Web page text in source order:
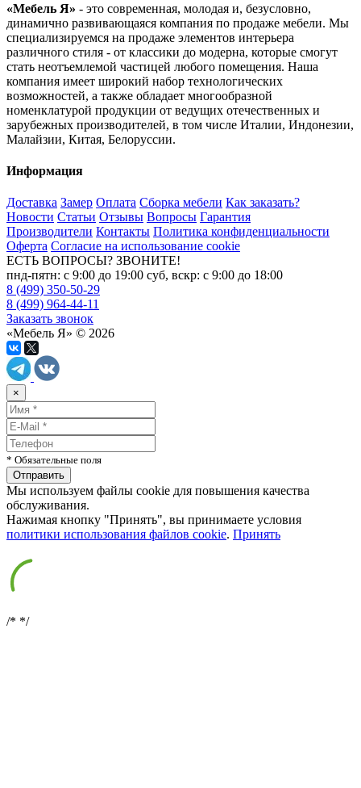
«Мебель Я» - это современная, молодая и, безусловно,
динамично развивающаяся компания по продаже мебели. Мы
специализируемся на продаже элементов интерьера
различного стиля - от классики до модерна, которые смогут
стать неотъемлемой частицей любого помещения. Наша
компания имеет широкий набор технологических
возможностей, а также обладает многообразной
номенклатурой продукции от ведущих отечественных и
зарубежных производителей, в том числе Италии, Индонезии,
Малайзии, Китая, Белоруссии.
Информация
Доставка Замер Оплата Сборка мебели Как заказать?
Новости Статьи Отзывы Вопросы Гарантия
Производители Контакты Политика конфиденциальности
Оферта Согласие на использование cookie
ЕСТЬ ВОПРОСЫ? ЗВОНИТЕ!
пнд-пятн: с 9:00 до 19:00 суб, вскр: с 9:00 до 18:00
8 (499) 350-50-29
8 (499) 964-44-11
Заказать звонок
«Мебель Я» © 2026
×
* Обязательные поля
Мы используем файлы cookie для повышения качества
обслуживания.
Нажимая кнопку "Принять", вы принимаете условия
политики использования файлов cookie. Принять
/* */